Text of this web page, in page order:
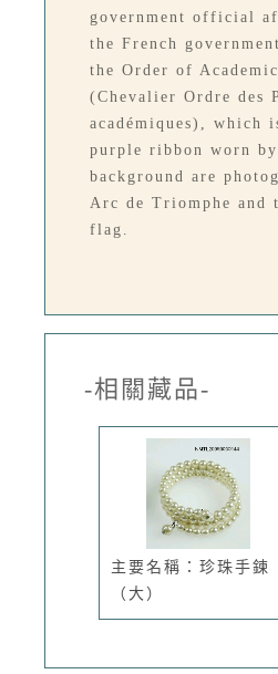
government official
the French
the Order of
(Chevalier Ordre des
académiques), which
purple ribbon worn
background are
Arc de Triomphe and
flag.
-相關藏品-
主要名稱：珍珠手鍊
（大）